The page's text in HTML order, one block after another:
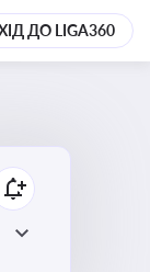
ДО LIGA360